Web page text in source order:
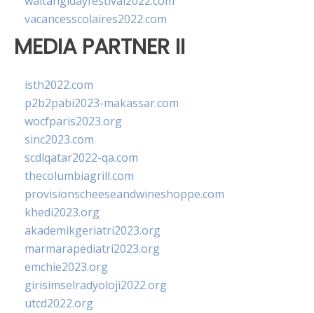
vacancesscolaires2022.com
MEDIA PARTNER II
isth2022.com
p2b2pabi2023-makassar.com
wocfparis2023.org
sinc2023.com
scdlqatar2022-qa.com
thecolumbiagrill.com
provisionscheeseandwineshoppe.com
khedi2023.org
akademikgeriatri2023.org
marmarapediatri2023.org
emchie2023.org
girisimselradyoloji2022.org
utcd2022.org